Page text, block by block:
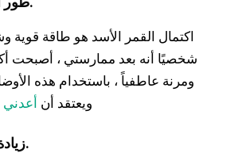
اكتمال القمر الأسد هو طاقة قوية
شخصيًا أنه بعد ممارستي ، أصبحت
ومرنة عاطفياً ، باستخدام هذه
ويعتقد أن
أعدني
3. زيادة الإبداع والإلهام.